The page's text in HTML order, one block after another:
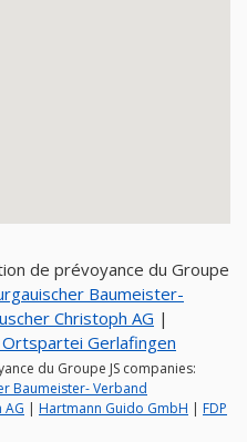
de prévoyance du Groupe
Baumeister-
Christoph AG |
Ortspartei Gerlafingen
du Groupe JS companies:
Baumeister- Verband
AG | Hartmann Guido GmbH | FDP